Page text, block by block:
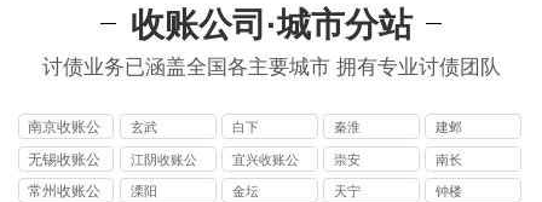
收账公司·城市分站
讨债业务已涵盖全国各主要城市 拥有专业讨债团队
南京收账公
司
玄武 白下 秦淮 建邺
无锡收账公
司
江阴收账公
司
宜兴收账公
司
崇安 南长
常州收账公
溧阳 金坛 天宁 钟楼